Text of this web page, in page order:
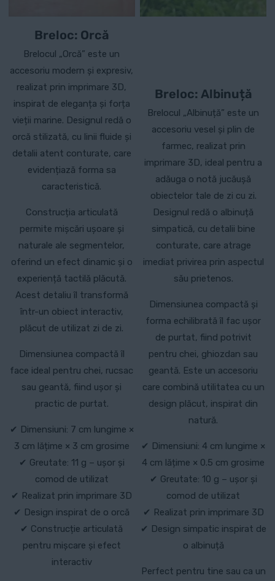
Breloc: Orcă
Brelocul „Orcă” este un
accesoriu modern și expresiv,
realizat prin imprimare 3D,
inspirat de eleganța și forța
vieții marine. Designul redă o
orcă stilizată, cu linii fluide și
detalii atent conturate, care
evidențiază forma sa
caracteristică.
Construcția articulată
permite mișcări ușoare și
naturale ale segmentelor,
oferind un efect dinamic și o
experiență tactilă plăcută.
Acest detaliu îl transformă
într-un obiect interactiv,
plăcut de utilizat zi de zi.
Dimensiunea compactă îl
face ideal pentru chei, rucsac
sau geantă, fiind ușor și
practic de purtat.
✔ Dimensiuni: 7 cm lungime ×
3 cm lățime × 3 cm grosime
✔ Greutate: 11 g – ușor și
comod de utilizat
✔ Realizat prin imprimare 3D
✔ Design inspirat de o orcă
✔ Construcție articulată
pentru mișcare și efect
interactiv
Breloc: Albinuță
Brelocul „Albinuță” este un
accesoriu vesel și plin de
farmec, realizat prin
imprimare 3D, ideal pentru a
adăuga o notă jucăușă
obiectelor tale de zi cu zi.
Designul redă o albinuță
simpatică, cu detalii bine
conturate, care atrage
imediat privirea prin aspectul
său prietenos.
Dimensiunea compactă și
forma echilibrată îl fac ușor
de purtat, fiind potrivit
pentru chei, ghiozdan sau
geantă. Este un accesoriu
care combină utilitatea cu un
design plăcut, inspirat din
natură.
✔ Dimensiuni: 4 cm lungime ×
4 cm lățime × 0.5 cm grosime
✔ Greutate: 10 g – ușor și
comod de utilizat
✔ Realizat prin imprimare 3D
✔ Design simpatic inspirat de
o albinuță
Perfect pentru tine sau ca un